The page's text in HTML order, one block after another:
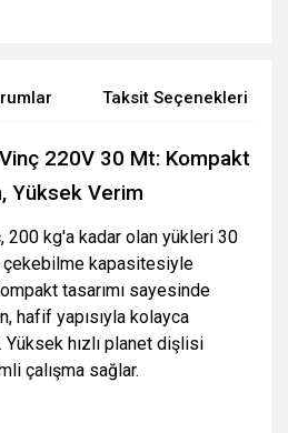
Taksit Seçenekleri
220V 30 Mt: Kompakt
Yüksek Verim
200 kg'a kadar olan yükleri 30
çekebilme kapasitesiyle
tasarımı sayesinde
hafif yapısıyla kolayca
Yüksek hızlı planet dişlisi
çalışma sağlar.